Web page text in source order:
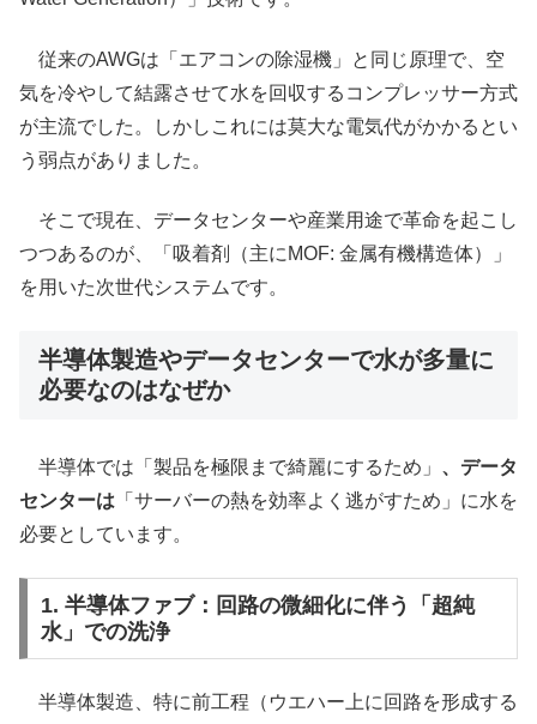
従来のAWGは「エアコンの除湿機」と同じ原理で、空
気を冷やして結露させて水を回収するコンプレッサー方式
が主流でした。しかしこれには莫大な電気代がかかるとい
う弱点がありました。
そこで現在、データセンターや産業用途で革命を起こし
つつあるのが、「吸着剤（主にMOF: 金属有機構造体）」
を用いた次世代システムです。
半導体製造やデータセンターで水が多量に
必要なのはなぜか
半導体では「製品を極限まで綺麗にするため」 、データ
センターは 「サーバーの熱を効率よく逃がすため」に水を
必要としています。
1. 半導体ファブ：回路の微細化に伴う「超純
水」での洗浄
半導体製造、特に前工程（ウエハー上に回路を形成する